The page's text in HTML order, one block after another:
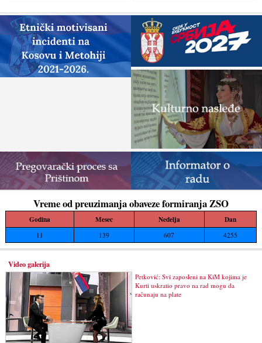
građevinskih...
Vreme od preuzimanja obaveze formiranja ZSO
Godina Mesec Nedelja Dan
11 139 607 4255
Video galerija
Petković: Svi zaposleni na KiM kojima je
Kurti uskratio pravo na rad mogu da
računaju na plate